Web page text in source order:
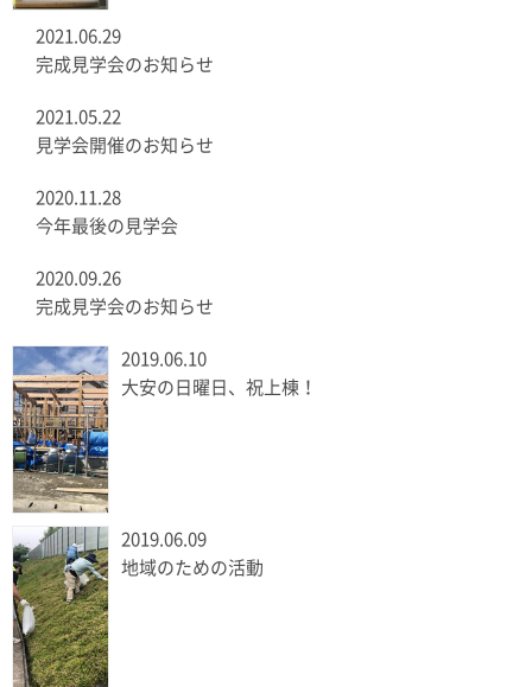
2021.06.29
完成見学会のお知らせ
2021.05.22
見学会開催のお知らせ
2020.11.28
今年最後の見学会
2020.09.26
完成見学会のお知らせ
2019.06.10
大安の日曜日、祝上棟！
2019.06.09
地域のための活動